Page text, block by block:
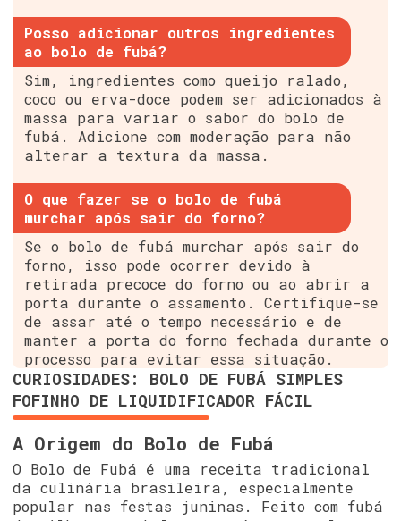
Posso adicionar outros ingredientes
ao bolo de fubá?
Sim, ingredientes como queijo ralado,
coco ou erva-doce podem ser adicionados à
massa para variar o sabor do bolo de
fubá. Adicione com moderação para não
alterar a textura da massa.
O que fazer se o bolo de fubá
murchar após sair do forno?
Se o bolo de fubá murchar após sair do
forno, isso pode ocorrer devido à
retirada precoce do forno ou ao abrir a
porta durante o assamento. Certifique-se
de assar até o tempo necessário e de
manter a porta do forno fechada durante o
processo para evitar essa situação.
CURIOSIDADES: BOLO DE FUBÁ SIMPLES
FOFINHO DE LIQUIDIFICADOR FÁCIL
A Origem do Bolo de Fubá
O Bolo de Fubá é uma receita tradicional
da culinária brasileira, especialmente
popular nas festas juninas. Feito com fubá